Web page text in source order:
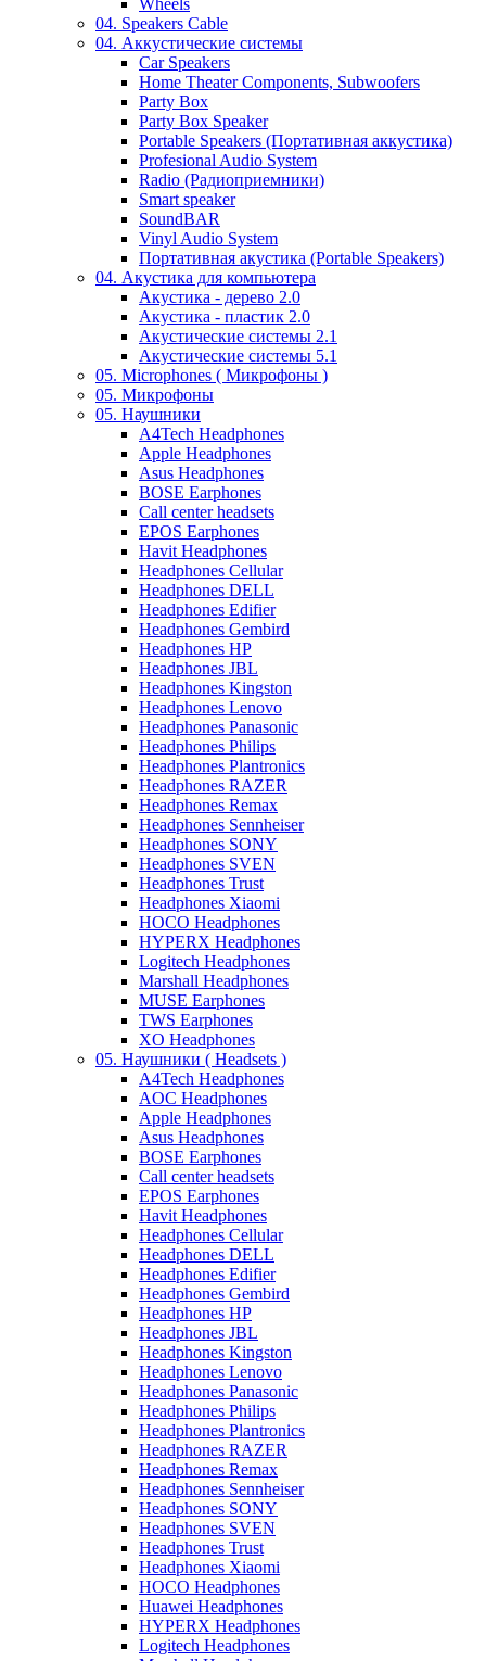
Wheels
04. Speakers Cable
04. Аккустические системы
Car Speakers
Home Theater Components, Subwoofers
Party Box
Party Box Speaker
Portable Speakers (Портативная аккустика)
Profesional Audio System
Radio (Радиоприемники)
Smart speaker
SoundBAR
Vinyl Audio System
Портативная акустика (Portable Speakers)
04. Акустика для компьютера
Акустика - дерево 2.0
Акустика - пластик 2.0
Акустические системы 2.1
Акустические системы 5.1
05. Microphones ( Микрофоны )
05. Микрофоны
05. Наушники
A4Tech Headphones
Apple Headphones
Asus Headphones
BOSE Earphones
Call center headsets
EPOS Earphones
Havit Headphones
Headphones Cellular
Headphones DELL
Headphones Edifier
Headphones Gembird
Headphones HP
Headphones JBL
Headphones Kingston
Headphones Lenovo
Headphones Panasonic
Headphones Philips
Headphones Plantronics
Headphones RAZER
Headphones Remax
Headphones Sennheiser
Headphones SONY
Headphones SVEN
Headphones Trust
Headphones Xiaomi
HOCO Headphones
HYPERX Headphones
Logitech Headphones
Marshall Headphones
MUSE Earphones
TWS Earphones
XO Headphones
05. Наушники ( Headsets )
A4Tech Headphones
AOC Headphones
Apple Headphones
Asus Headphones
BOSE Earphones
Call center headsets
EPOS Earphones
Havit Headphones
Headphones Cellular
Headphones DELL
Headphones Edifier
Headphones Gembird
Headphones HP
Headphones JBL
Headphones Kingston
Headphones Lenovo
Headphones Panasonic
Headphones Philips
Headphones Plantronics
Headphones RAZER
Headphones Remax
Headphones Sennheiser
Headphones SONY
Headphones SVEN
Headphones Trust
Headphones Xiaomi
HOCO Headphones
Huawei Headphones
HYPERX Headphones
Logitech Headphones